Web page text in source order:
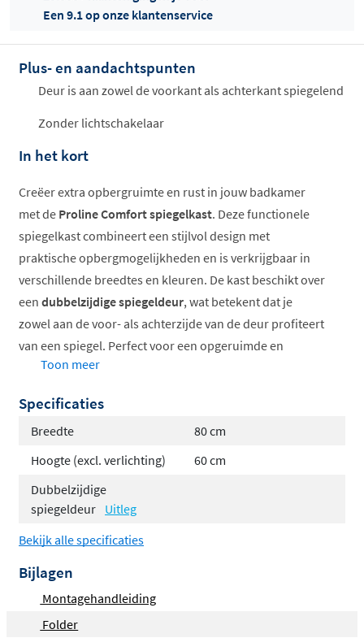
Offertes
ophalen...
Een 9.1 op onze klantenservice
Plus- en aandachtspunten
Deur is aan zowel de voorkant als achterkant spiegelend
Zonder lichtschakelaar
In het kort
Creëer extra opbergruimte en rust in jouw badkamer
met de Proline Comfort spiegelkast. Deze functionele
spiegelkast combineert een stijlvol design met
praktische opbergmogelijkheden en is verkrijgbaar in
verschillende breedtes en kleuren. De kast beschikt over
een dubbelzijdige spiegeldeur, wat betekent dat je
zowel aan de voor- als achterzijde van de deur profiteert
van een spiegel. Perfect voor een opgeruimde en
overzichtelijke badkamer.
Dubbelzijdige spiegeldeur
gebruiksgemak
Keuze uit
diverse trendy kleuren
Strakkediepte van slechts 14 cm
Metéén of twee deuren
Dubbelzijdige spiegeldeur voor
optimaal gebruik
Een uniek kenmerk van de Proline Comfort spiegelkast
Toon meer
Specificaties
Breedte
80 cm
Hoogte (excl. verlichting)
60 cm
Dubbelzijdige
spiegeldeur Uitleg
Bekijk alle specificaties
Bijlagen
Montagehandleiding
Folder